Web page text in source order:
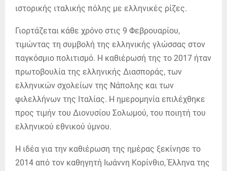
ιστορικής ιταλικής πόλης με ελληνικές ρίζες.
Γιορτάζεται κάθε χρόνο στις 9 Φεβρουαρίου,
τιμώντας τη συμβολή της ελληνικής γλώσσας στον
παγκόσμιο πολιτισμό. Η καθιέρωσή της το 2017 ήταν
πρωτοβουλία της ελληνικής Διασποράς, των
ελληνικών σχολείων της Νάπολης και των
φιλελλήνων της Ιταλίας. Η ημερομηνία επιλέχθηκε
προς τιμήν του Διονυσίου Σολωμού, του ποιητή του
ελληνικού εθνικού ύμνου.
Η ιδέα για την καθιέρωση της ημέρας ξεκίνησε το
2014 από τον καθηγητή Ιωάννη Κορίνθιο, Έλληνα της